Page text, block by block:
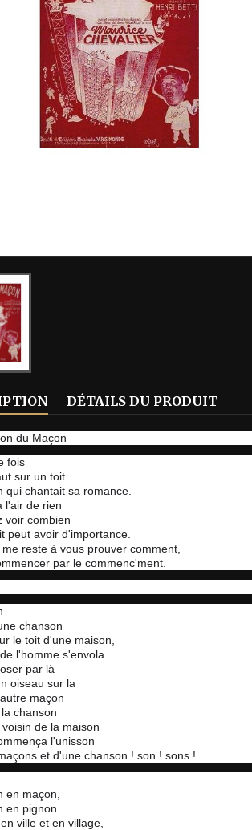
DÉTAILS DU PRODUIT
du Maçon
fois
sur un toit
qui chantait sa romance.
l'air de rien
voir combien
peut avoir d'importance.
reste à vous prouver comment,
par le commenc'ment.
chanson
le toit d'une maison,
l'homme s'envola
par là
oiseau sur la
maçon
chanson
de la maison
l'unisson
et d'une chanson ! son ! sons !
en maçon,
en pignon
ville et en village,